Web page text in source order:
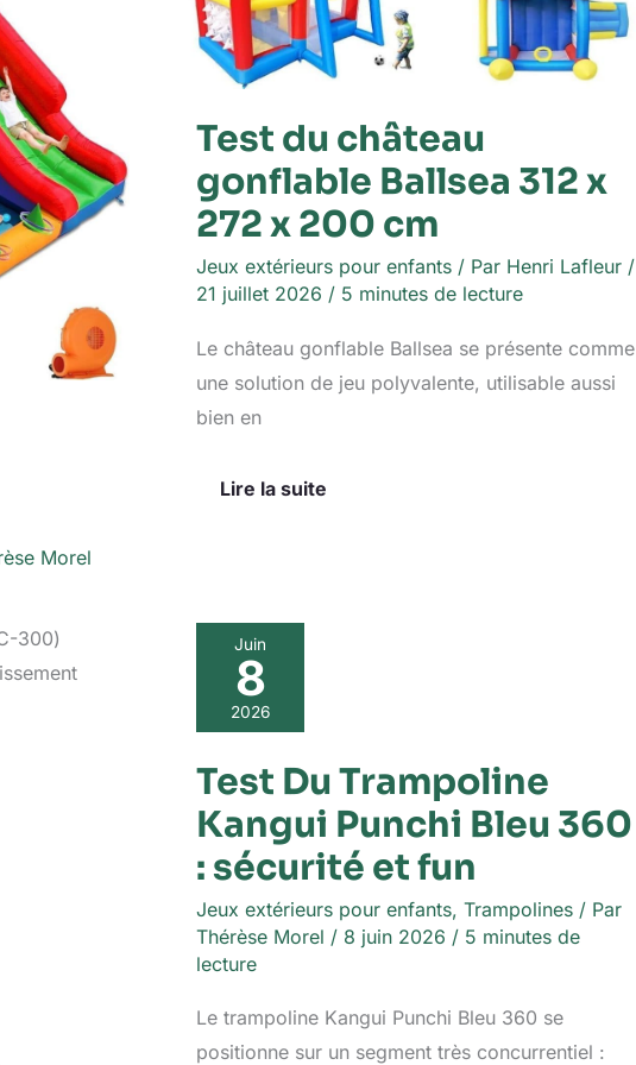
Test du château
gonflable Ballsea 312 x
272 x 200 cm
Jeux extérieurs pour enfants / Par Henri Lafleur /
21 juillet 2026 / 5 minutes de lecture
Le château gonflable Ballsea se présente comme
une solution de jeu polyvalente, utilisable aussi
bien en
Lire la suite
Morel
300)
Juin
8
2026
Test Du Trampoline
Kangui Punchi Bleu 360
: sécurité et fun
Jeux extérieurs pour enfants, Trampolines / Par
Thérèse Morel / 8 juin 2026 / 5 minutes de
lecture
Le trampoline Kangui Punchi Bleu 360 se
positionne sur un segment très concurrentiel :
Test
Du
Trampoline
Kangui
Punchi
360
:
sécurité
et